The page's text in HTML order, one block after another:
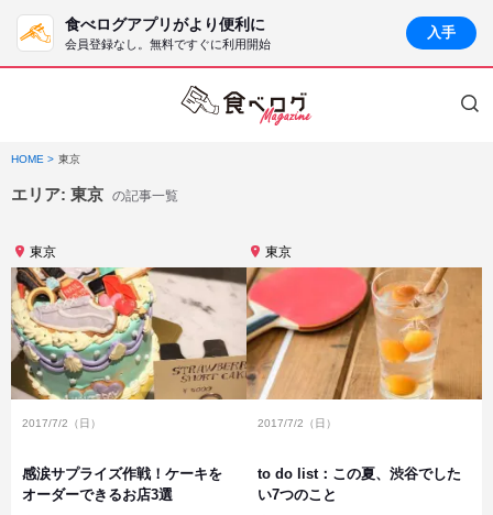
食べログアプリがより便利に
会員登録なし。無料ですぐに利用開始
入手
HOME 東京
エリア: 東京 の記事一覧
東京
2017/7/2（日）
感涙サプライズ作戦！ケーキを
オーダーできるお店3選
東京
2017/7/2（日）
to do list：この夏、渋谷でした
い7つのこと